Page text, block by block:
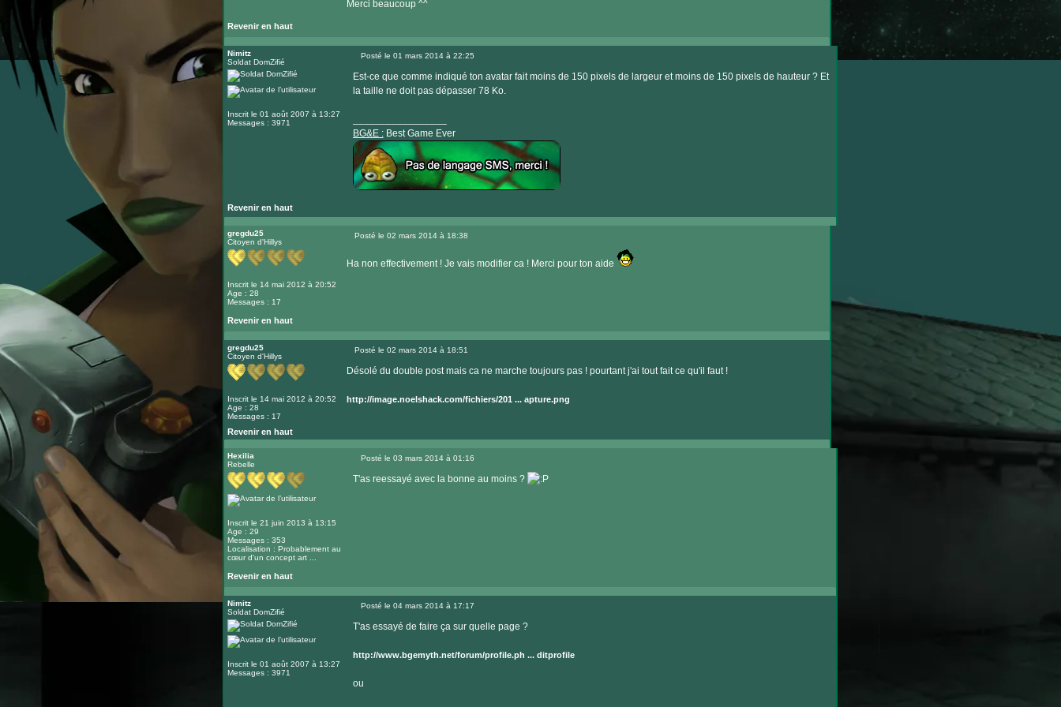
Merci beaucoup ^^
Revenir en haut
Nimitz
Soldat DomZifié
Inscrit le 01 août 2007 à 13:27
Messages : 3971
Posté le 01 mars 2014 à 22:25
Est-ce que comme indiqué ton avatar fait moins de 150 pixels de largeur et moins de 150 pixels de hauteur ? Et
la taille ne doit pas dépasser 78 Ko.
BG&E :Best Game Ever
Revenir en haut
Visiter
site
gregdu25
Citoyen d'Hillys
Inscrit le 14 mai 2012 à 20:52
Age : 28
Messages : 17
Posté le 02 mars 2014 à 18:38
Ha non effectivement ! Je vais modifier ca ! Merci pour ton aide
Revenir en haut
gregdu25
Citoyen d'Hillys
Inscrit le 14 mai 2012 à 20:52
Age : 28
Messages : 17
Posté le 02 mars 2014 à 18:51
Désolé du double post mais ca ne marche toujours pas ! pourtant j'ai tout fait ce qu'il faut !
http://image.noelshack.com/fichiers/201 ... apture.png
Revenir en haut
Hexilia
Rebelle
Inscrit le 21 juin 2013 à 13:15
Age : 29
Messages : 353
Localisation : Probablement au
cœur d'un concept art ...
Posté le 03 mars 2014 à 01:16
T'as reessayé avec la bonne au moins ?
Revenir en haut
Nimitz
Soldat DomZifié
Inscrit le 01 août 2007 à 13:27
Messages : 3971
Posté le 04 mars 2014 à 17:17
T'as essayé de faire ça sur quelle page ?
http://www.bgemyth.net/forum/profile.ph ... ditprofile
ou